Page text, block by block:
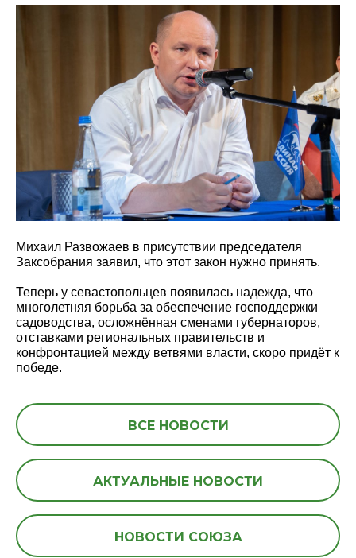
Михаил Развожаев в присутствии председателя
Заксобрания заявил, что этот закон нужно принять.
Теперь у севастопольцев появилась надежда, что
многолетняя борьба за обеспечение господдержки
садоводства, осложнённая сменами губернаторов,
отставками региональных правительств и
конфронтацией между ветвями власти, скоро придёт к
победе.
ВСЕ НОВОСТИ
АКТУАЛЬНЫЕ НОВОСТИ
НОВОСТИ СОЮЗА